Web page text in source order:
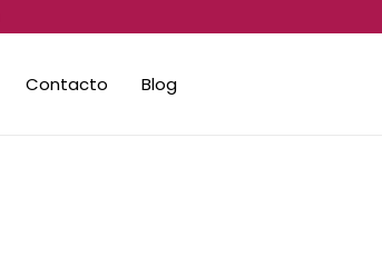
Contacto Blog